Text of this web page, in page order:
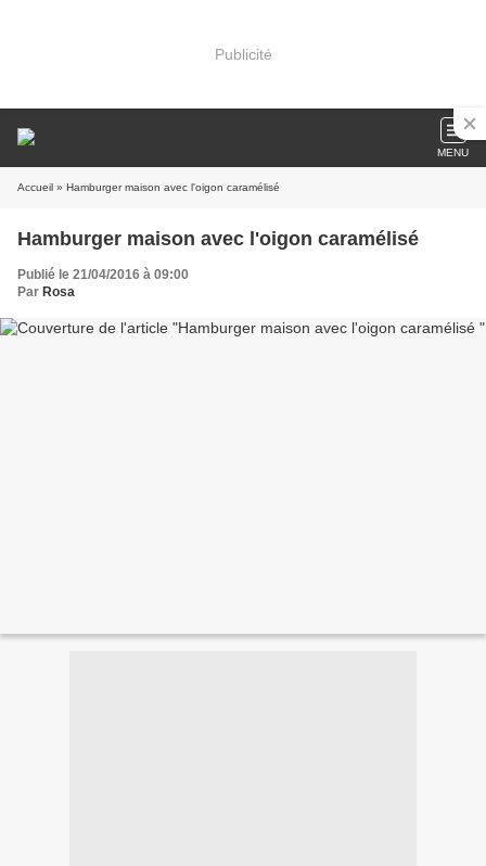
Publicité
MENU
Accueil » Hamburger maison avec l'oigon caramélisé
Hamburger maison avec l'oigon caramélisé
Publié le 21/04/2016 à 09:00
Par Rosa